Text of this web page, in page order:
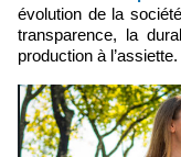
évolution de la
transparence, la
production à l’assiette.